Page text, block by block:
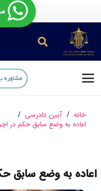
خانه / آیین دادرسی /
اعاده به وضع سابق حکم در
اعاده به وضع سابق